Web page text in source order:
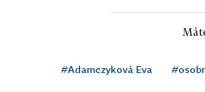
#Adamczyková Eva